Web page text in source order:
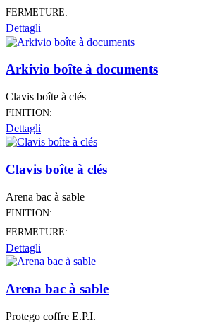
FERMETURE:
Dettagli
Arkivio boîte à documents
Clavis boîte à clés
FINITION:
Dettagli
Clavis boîte à clés
Arena bac à sable
FINITION:
FERMETURE:
Dettagli
Arena bac à sable
Protego coffre E.P.I.